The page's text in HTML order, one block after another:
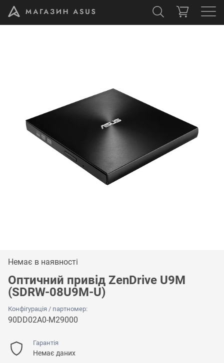
Немає в наявності
Оптичний привід ZenDrive U9M
(SDRW-08U9M-U)
Конфігурація / партномер:
90DD02A0-M29000
Гарантія
Немає даних